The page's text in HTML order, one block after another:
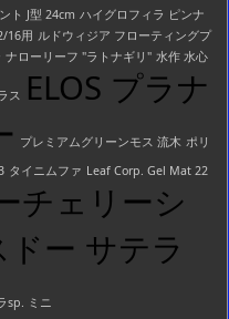
ト J型 24cm ハイグロフィラ ピンナ
16用 ルドウィジア フローティングプ
ナローリーフ "ラトナギリ" 水作 水心
ス ELOS プラナ
プレミアムグリーンモス 流木 ポリ
タイニムファ Leaf Corp. Gel Mat 22
チェリーシ
ドー サテラ
sp. ミニ